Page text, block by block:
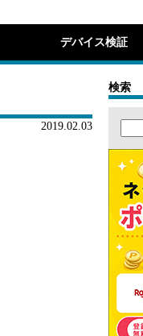
デバイス検証
2019.02.03
検索